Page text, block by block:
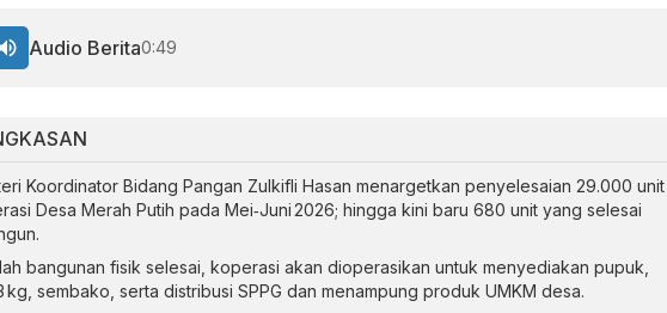
Koordinator Bidang Pangan Zulkifli Hasan menargetkan penyelesaian 29.000 unit
Desa Merah Putih pada Mei‑Juni 2026; hingga kini baru 680 unit yang selesai
bangunan fisik selesai, koperasi akan dioperasikan untuk menyediakan pupuk,
kg, sembako, serta distribusi SPPG dan menampung produk UMKM desa.
Audio Berita0:49